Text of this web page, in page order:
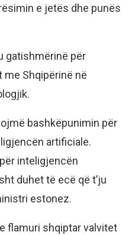
e jetës dhe punës
gatishmërinë për
Shqipërinë në
bashkëpunimin për
artificiale.
inteligjencën
duhet të ecë që t’ju
estonez.
flamuri shqiptar valvitet